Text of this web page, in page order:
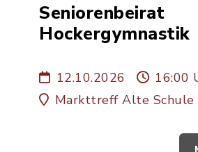
Seniorenbeirat
Hockergymnastik
12.10.2026
16:00
Markttreff Alte Schule